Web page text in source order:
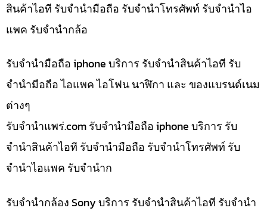
สินค้าไอที รับจำนำมือถือ รับจำนำโทรศัพท์ รับจำนำไอ
แพค รับจำนำกล้อ
รับจำนำมือถือ iphone บริการ รับจำนำสินค้าไอที รับ
จำนำมือถือ ไอแพค ไอโฟน นาฬิกา และ ของแบรนด์เนม
ต่างๆ
รับจํานําแพร่.com รับจำนำมือถือ iphone บริการ รับ
จำนำสินค้าไอที รับจำนำมือถือ รับจำนำโทรศัพท์ รับ
จำนำไอแพค รับจำนำก
รับจำนำกล้อง Sony บริการ รับจำนำสินค้าไอที รับจำนำ